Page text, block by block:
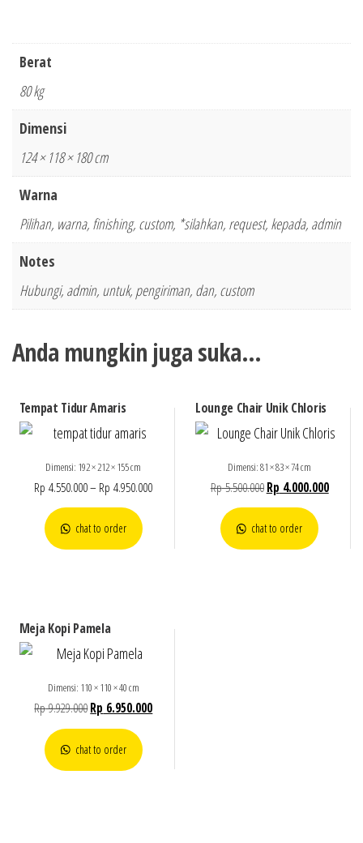
Berat
80 kg
Dimensi
124 × 118 × 180 cm
Warna
Pilihan, warna, finishing, custom, *silahkan, request, kepada, admin
Notes
Hubungi, admin, untuk, pengiriman, dan, custom
Anda mungkin juga suka…
Tempat Tidur Amaris
Dimensi: 192 × 212 × 155 cm
Rp 4.550.000– Rp 4.950.000
chat to order
Lounge Chair Unik Chloris
Dimensi: 81 × 83 × 74 cm
Rp5.500.000 Rp 4.000.000
chat to order
Meja Kopi Pamela
Dimensi: 110 × 110 × 40 cm
Rp9.929.000Rp 6.950.000
chat to order